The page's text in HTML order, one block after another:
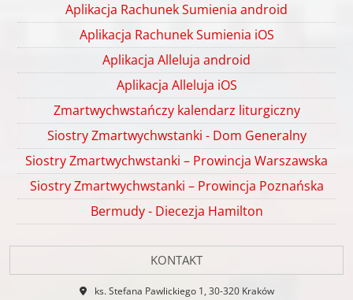
Aplikacja Rachunek Sumienia android
Aplikacja Rachunek Sumienia iOS
Aplikacja Alleluja android
Aplikacja Alleluja iOS
Zmartwychwstańczy kalendarz liturgiczny
Siostry Zmartwychwstanki - Dom Generalny
Siostry Zmartwychwstanki – Prowincja Warszawska
Siostry Zmartwychwstanki – Prowincja Poznańska
Bermudy - Diecezja Hamilton
KONTAKT
ks. Stefana Pawlickiego 1, 30-320 Kraków